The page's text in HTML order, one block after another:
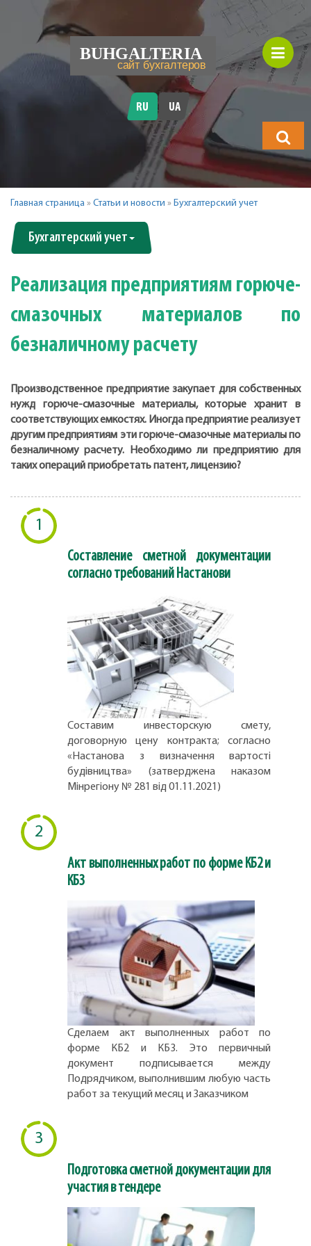
будете
искать?
RU UA
Главная страница » Статьи и новости » Бухгалтерский учет
Бухгалтерский учет
Реализация предприятиям горюче-
смазочных материалов по
безналичному расчету
Производственное предприятие закупает для собственных
нужд горюче-смазочные материалы, которые хранит в
соответствующих емкостях. Иногда предприятие реализует
другим предприятиям эти горюче-смазочные материалы по
безналичному расчету. Необходимо ли предприятию для
таких операций приобретать патент, лицензию?
1
Составление сметной документации
согласно требований Настанови
Составим инвесторскую смету,
договорную цену контракта; согласно
«Настанова з визначення вартості
будівництва» (затверджена наказом
Мінрегіону № 281 від 01.11.2021)
2
Акт выполненных работ по форме КБ2 и
КБ3
Сделаем акт выполненных работ по
форме КБ2 и КБ3. Это первичный
документ подписывается между
Подрядчиком, выполнившим любую часть
работ за текущий месяц и Заказчиком
3
Подготовка сметной документации для
участия в тендере